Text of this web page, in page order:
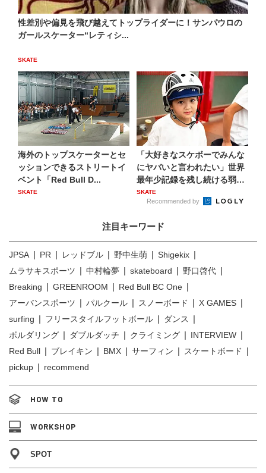
性差別や偏見を飛び越えてトップライダーに！サンパウロの
ガールスケーター“レティシ...
SKATE
海外のトップスケーターとセ
ッションできるストリートイ
ベント「Red Bull D...
SKATE
「大好きなスケボーでみんな
にヤバいと言われたい」世界
最年少記録を残し続ける弱冠
9...
SKATE
Recommended by
注目キーワード
JPSA PR レッドブル 野中生萌
Shigekix
ムラサキスポーツ
中村輪夢 skateboard
野口啓代
Breaking
GREENROOM
Red Bull BC One
アーバンスポーツ
パルクール スノーボード
X GAMES
surfing
フリースタイルフットボール
ダンス
ボルダリング
ダブルダッチ クライミング
INTERVIEW
Red Bull
ブレイキン BMX サーフィン
スケートボード
pickup
recommend
HOW TO
WORKSHOP
SPOT